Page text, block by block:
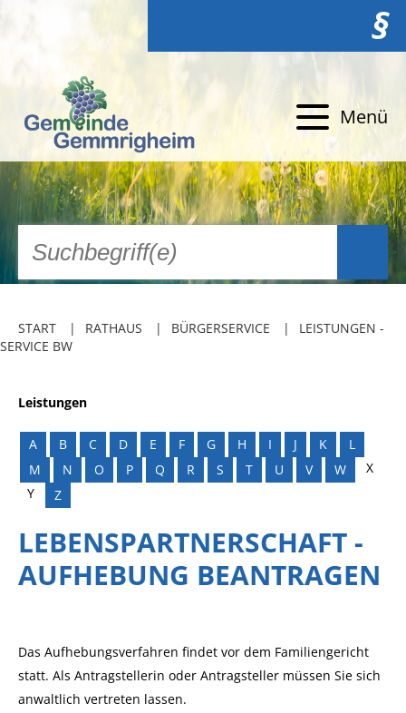
§
Menü
START RATHAUS BÜRGERSERVICE
LEISTUNGEN -
SERVICE BW
Leistungen
A B C D E F G H I J K
L
M
N O P Q R S T U V W
X
Y
Z
LEBENSPARTNERSCHAFT -
AUFHEBUNG BEANTRAGEN
Das Aufhebungsverfahren findet vor dem Familiengericht
statt. Als Antragstellerin oder Antragsteller müssen Sie sich
anwaltlich vertreten lassen.